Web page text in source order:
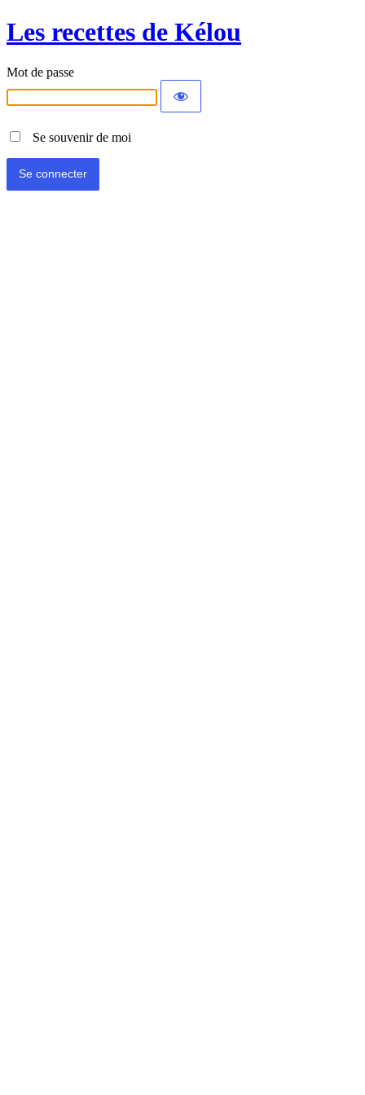
Les recettes de Kélou
Mot de passe
Se souvenir de moi